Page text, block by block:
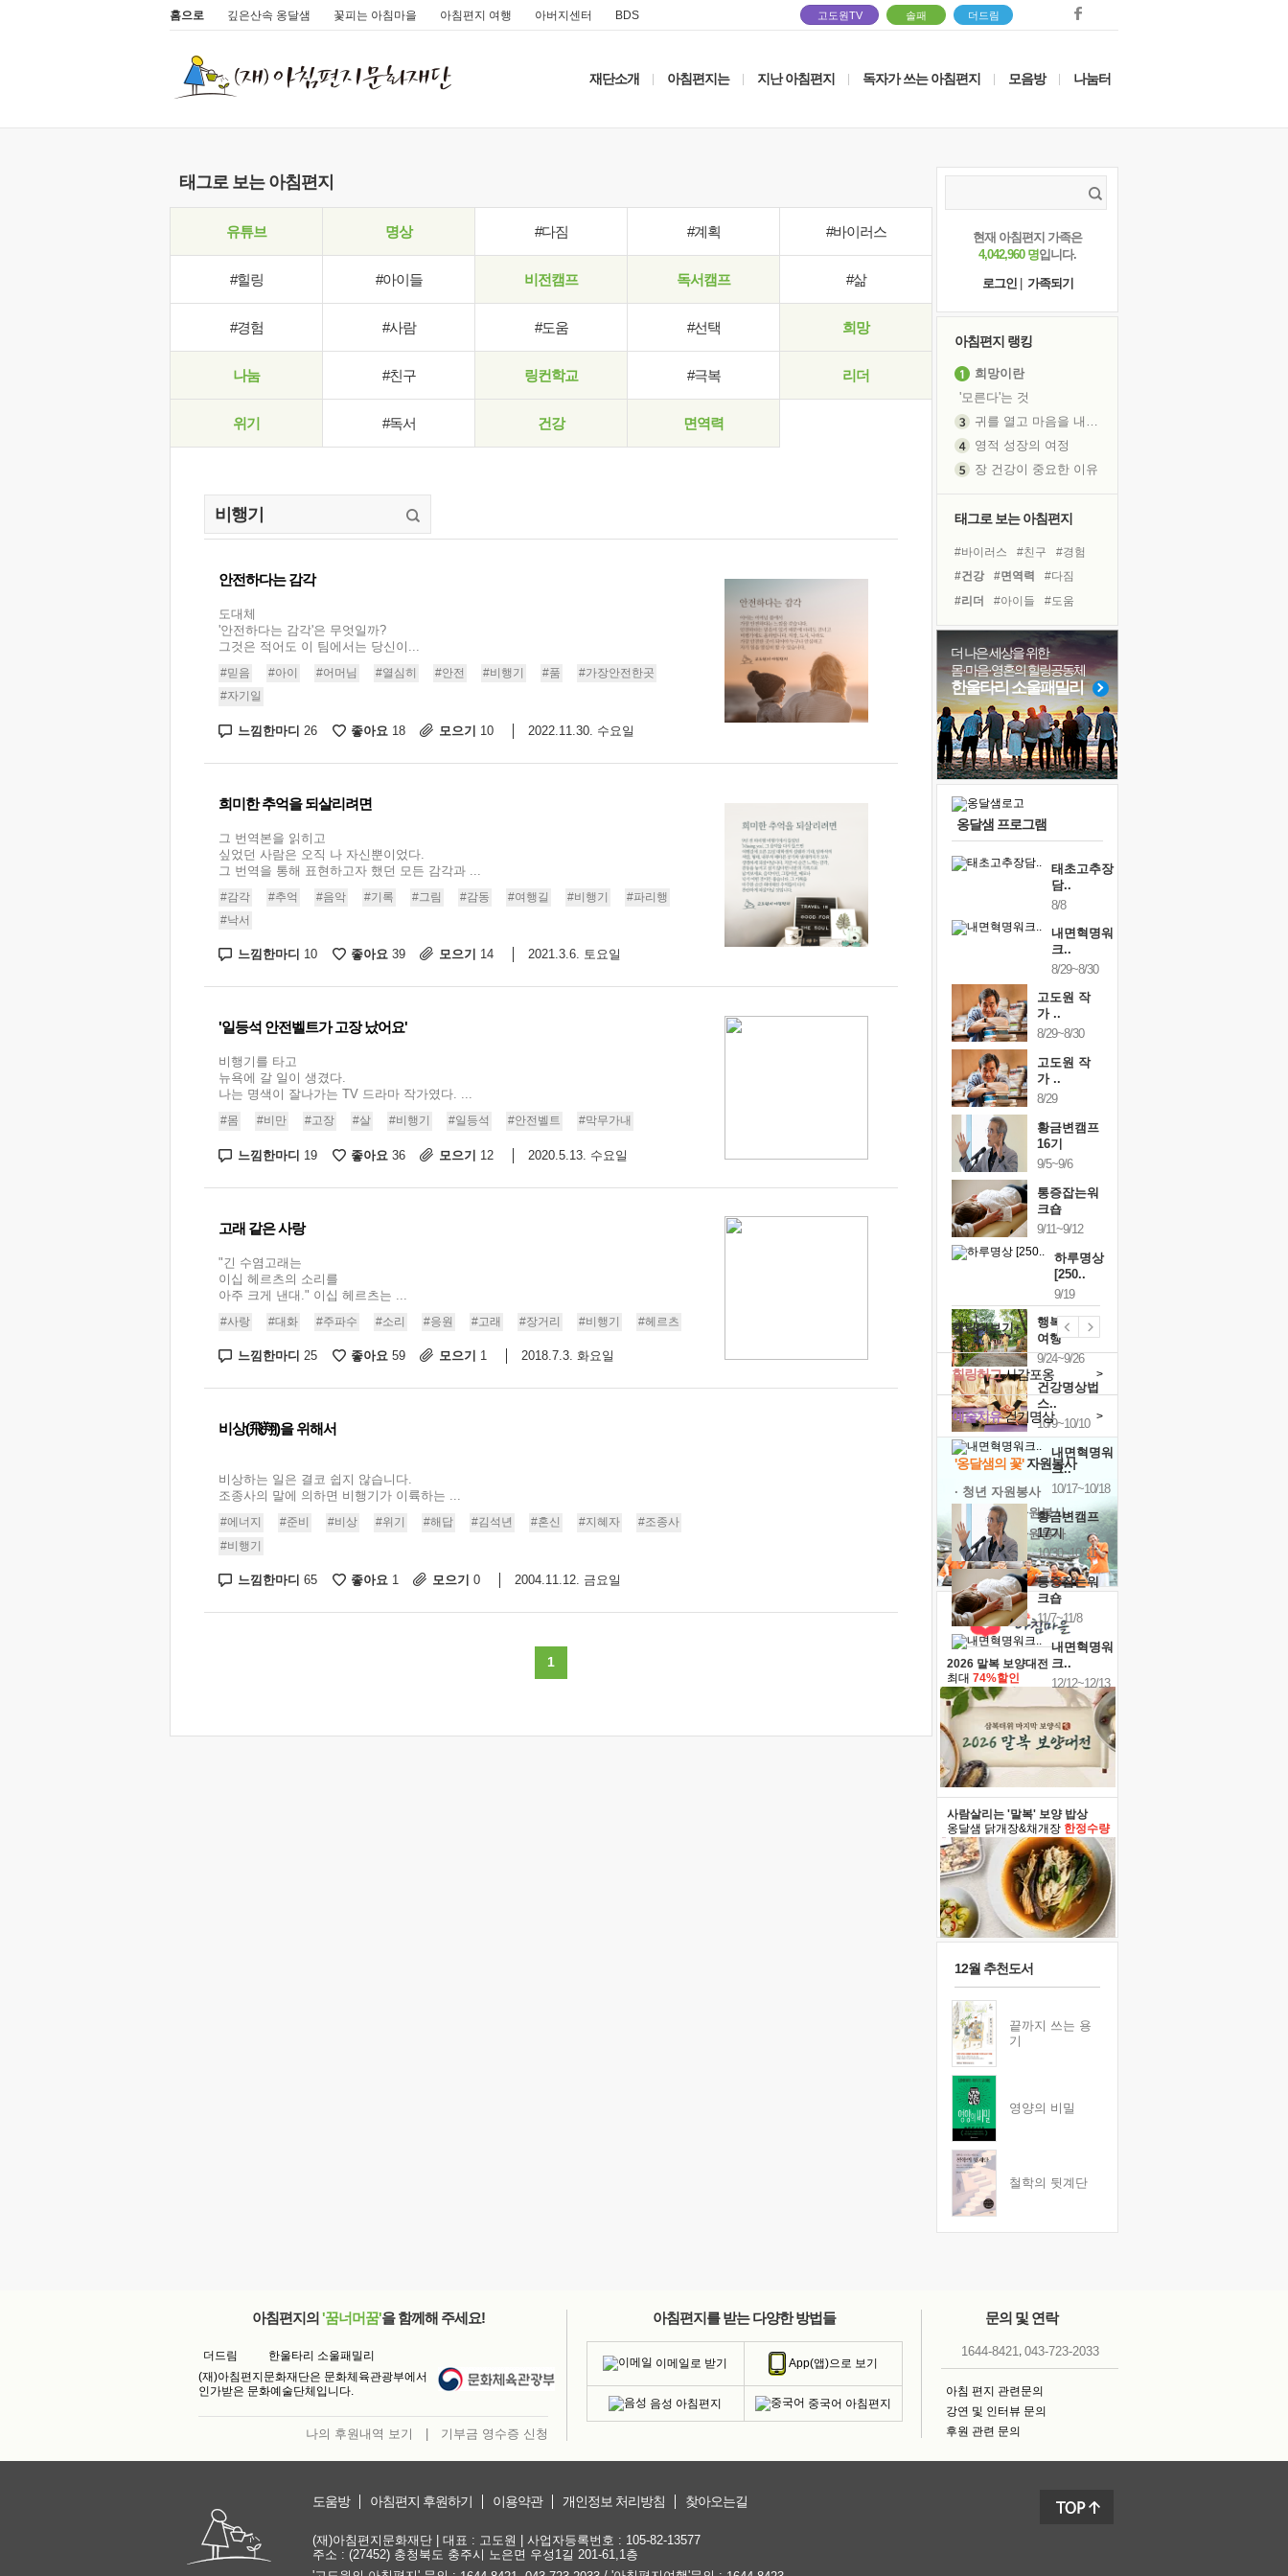
홈으로 깊은산속 옹달샘 꽃피는 아침마을 아침편지 여행 아버지센터 BDS 고도원TV 솔패 더드림
재단소개 아침편지는 지난 아침편지 독자가 쓰는 아침편지 모음방 나눔터
태그로 보는 아침편지
유튜브 명상 #다짐 #계획 #바이러스
#힐링 #아이들 비전캠프 독서캠프 #삶
#경험 #사람 #도움 #선택 희망
나눔 #친구 링컨학교 #극복 리더
위기 #독서 건강 면역력
안전하다는 감각
도대체
'안전하다는 감각'은 무엇일까?
그것은 적어도 이 팀에서는 당신이...
#믿음 #아이 #어머님 #열심히 #안전 #비행기 #품
#가장안전한곳
#자기일
느낌한마디 26 좋아요 18 모으기 10 2022.11.30. 수요일
희미한 추억을 되살리려면
그 번역본을 읽히고
싶었던 사람은 오직 나 자신뿐이었다.
그 번역을 통해 표현하고자 했던 모든 감각과 ...
#감각 #추억 #음악 #기록 #그림 #감동 #여행길 #비행기
#파리행
#낙서
느낌한마디 10 좋아요 39 모으기 14 2021.3.6. 토요일
'일등석 안전벨트가 고장 났어요'
비행기를 타고
뉴욕에 갈 일이 생겼다.
나는 명색이 잘나가는 TV 드라마 작가였다. ...
#몸 #비만 #고장 #살 #비행기 #일등석 #안전벨트 #막무가내
느낌한마디 19 좋아요 36 모으기 12 2020.5.13. 수요일
고래 같은 사랑
"긴 수염고래는
이십 헤르츠의 소리를
아주 크게 낸대." 이십 헤르츠는 ...
#사랑 #대화 #주파수 #소리 #응원 #고래 #장거리 #비행기 #헤르츠
느낌한마디 25 좋아요 59 모으기 1 2018.7.3. 화요일
비상(飛翔)을 위해서
비상하는 일은 결코 쉽지 않습니다.
조종사의 말에 의하면 비행기가 이륙하는 ...
#에너지 #준비 #비상 #위기 #해답 #김석년 #혼신 #지혜자
#조종사
#비행기
느낌한마디 65 좋아요 1 모으기 0 2004.11.12. 금요일
1
현재 아침편지 가족은
4,042,960 명입니다.
로그인
가족되기
아침편지 랭킹
희망이란
'모른다'는 것
귀를 열고 마음을 내어주고
영적 성장의 여정
장 건강이 중요한 이유
꿈이 실제가 되는 것
'말 타는 법'을 먼저
아픈 아버지를 위한 공간 설계
졸업식 사진을 보며
극심한 변비, 어깨결림, 수면 장애
보고 싶은 어머니
마음이 멈춰 버린 곳
못된 꼰대들
태그로 보는 아침편지
#바이러스 #친구
#경험
#건강
#면역력
#다짐
#리더
#아이들
#도움
#선택
#명상
#유튜브
#계획
#독서 #힐링
#삶
#희망
#극복
#링컨학교
#나눔
#독서캠프
더 나은 세상을 위한
몸·마음·영혼의 힐링공동체
한울타리 소울패밀리
옹달샘 프로그램
태초고추장
담..
8/8
내면혁명워
크..
8/29~8/30
고도원 작
가 ..
8/29~8/30
고도원 작
가 ..
8/29
황금변캠프
16기
9/5~9/6
통증잡는워
크숍
9/11~9/12
하루명상
[250..
9/19
행복한가족
여행
9/24~9/26
건강명상법
스..
10/9~10/10
내면혁명워
크..
10/17~10/18
황금변캠프
17기
10/30~10/31
통증잡는워
크숍
11/7~11/8
내면혁명워
크..
12/12~12/13
캘린더보기+
예술치유걷기명상 >
힐링허그사감포옹 >
'옹달샘의 꽃'자원봉사
· 청년 자원봉사
· 금빛청년 자원봉사
· 음식연구 자원봉사
2026 말복 보양대전
최대 74%할인
사람살리는 '말복' 보양 밥상
옹달샘 닭개장&채개장 한정수량
12월 추천도서
끝까지 쓰는 용
기
영양의 비밀
철학의 뒷계단
아침편지의 '꿈너머꿈'을 함께해 주세요!
더드림
한울타리 소울패밀리
(재)아침편지문화재단은 문화체육관광부에서
인가받은 문화예술단체입니다.
나의 후원내역 보기 기부금 영수증 신청
아침편지를 받는 다양한 방법들
이메일로 받기 App(앱)으로 보기
음성 아침편지 중국어 아침편지
문의 및 연락
1644-8421, 043-723-2033
아침 편지 관련문의
강연 및 인터뷰 문의
후원 관련 문의
도움방 아침편지 후원하기 이용약관 개인정보 처리방침 찾아오는길
(재)아침편지문화재단 | 대표 : 고도원 | 사업자등록번호 : 105-82-13577
주소 : (27452) 충청북도 충주시 노은면 우성1길 201-61,1층